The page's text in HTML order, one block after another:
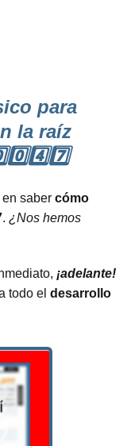
para
la raíz
saber cómo
. ¿Nos hemos
¡adelante!
todo el desarrollo